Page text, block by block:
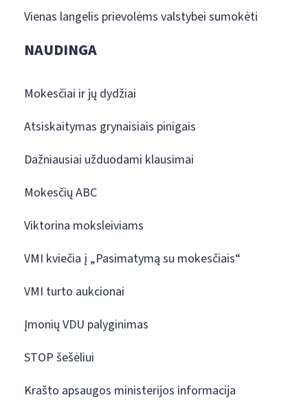
Vienas langelis prievolėms valstybei sumokėti
NAUDINGA
Mokesčiai ir jų dydžiai
Atsiskaitymas grynaisiais pinigais
Dažniausiai užduodami klausimai
Mokesčių ABC
Viktorina moksleiviams
VMI kviečia į „Pasimatymą su mokesčiais“
VMI turto aukcionai
Įmonių VDU palyginimas
STOP šešėliui
Krašto apsaugos ministerijos informacija